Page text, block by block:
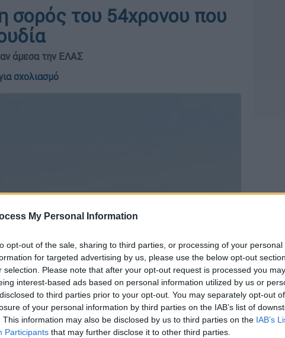
My Personal Information
opt-out of the sale, sharing to third parties, or processing of your personal
for targeted advertising by us, please use the below opt-out
selection. Please note that after your opt-out request is processed you may
interest-based ads based on personal information utilized by us or
to third parties prior to your opt-out. You may separately opt-out
of your personal information by third parties on the IAB’s list of
This information may also be disclosed by us to third parties on the IAB’s
Participants that may further disclose it to other third parties.
σορός του 54χρονου που
άμεσα την ΕΛΑΣ
σχολιασμό